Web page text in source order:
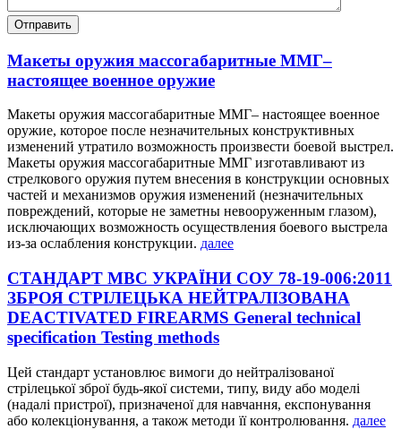
Макеты оружия массогабаритные ММГ–
настоящее военное оружие
Макеты оружия массогабаритные ММГ– настоящее военное
оружие, которое после незначительных конструктивных
изменений утратило возможность произвести боевой выстрел.
Макеты оружия массогабаритные ММГ изготавливают из
стрелкового оружия путем внесения в конструкции основных
частей и механизмов оружия изменений (незначительных
повреждений, которые не заметны невооруженным глазом),
исключающих возможность осуществления боевого выстрела
из-за ослабления конструкции. далее
СТАНДАРТ МВС УКРАЇНИ СОУ 78-19-006:2011
ЗБРОЯ СТРІЛЕЦЬКА НЕЙТРАЛІЗОВАНА
DEACTIVATED FIREARMS General technical
specification Testing methods
Цей стандарт установлює вимоги до нейтралізованої
стрілецької зброї будь-якої системи, типу, виду або моделі
(надалі пристрої), призначеної для навчання, експонування
або колекціонування, а також методи її контролювання. далее